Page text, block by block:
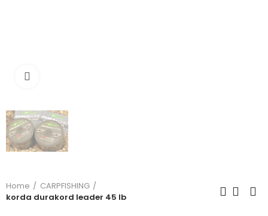
Home
CARPFISHING
korda durakord leader 45 lb